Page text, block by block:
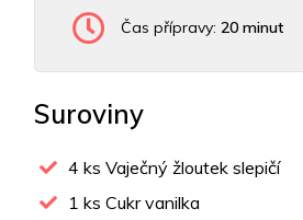
Čas přípravy: 20 minut
Suroviny
4 ks Vaječný žloutek slepičí
1 ks Cukr vanilka